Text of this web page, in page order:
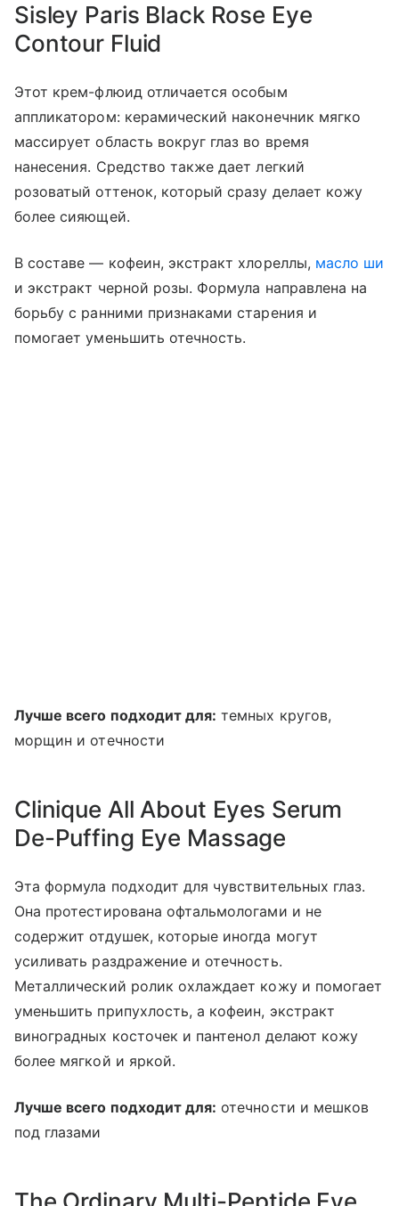
Sisley Paris Black Rose Eye
Contour Fluid
Этот крем-флюид отличается особым
аппликатором: керамический наконечник мягко
массирует область вокруг глаз во время
нанесения. Средство также дает легкий
розоватый оттенок, который сразу делает кожу
более сияющей.
В составе — кофеин, экстракт хлореллы, масло ши
и экстракт черной розы. Формула направлена на
борьбу с ранними признаками старения и
помогает уменьшить отечность.
Лучше всего подходит для: темных кругов,
морщин и отечности
Clinique All About Eyes Serum
De-Puffing Eye Massage
Эта формула подходит для чувствительных глаз.
Она протестирована офтальмологами и не
содержит отдушек, которые иногда могут
усиливать раздражение и отечность.
Металлический ролик охлаждает кожу и помогает
уменьшить припухлость, а кофеин, экстракт
виноградных косточек и пантенол делают кожу
более мягкой и яркой.
Лучше всего подходит для: отечности и мешков
под глазами